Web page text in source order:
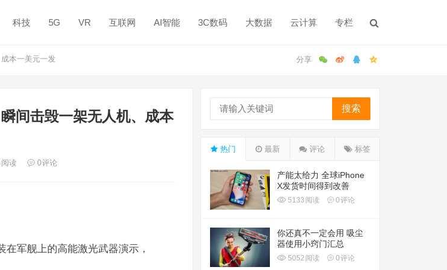
科技 5G VR 互联网 AI智能 3C数码 大数据 云计算 专栏
本一美元一发
间击毁一架无人机、成本
阅读 0评论
军舰上的高能激光武器演示，
搜索
热门 最新 评论 标签
产能太给力 全球iPhone
X发货时间得到改善
5133 阅读 0评论
你还真不一定会用 吸尘
器使用小窍门汇总
5052 阅读 0评论